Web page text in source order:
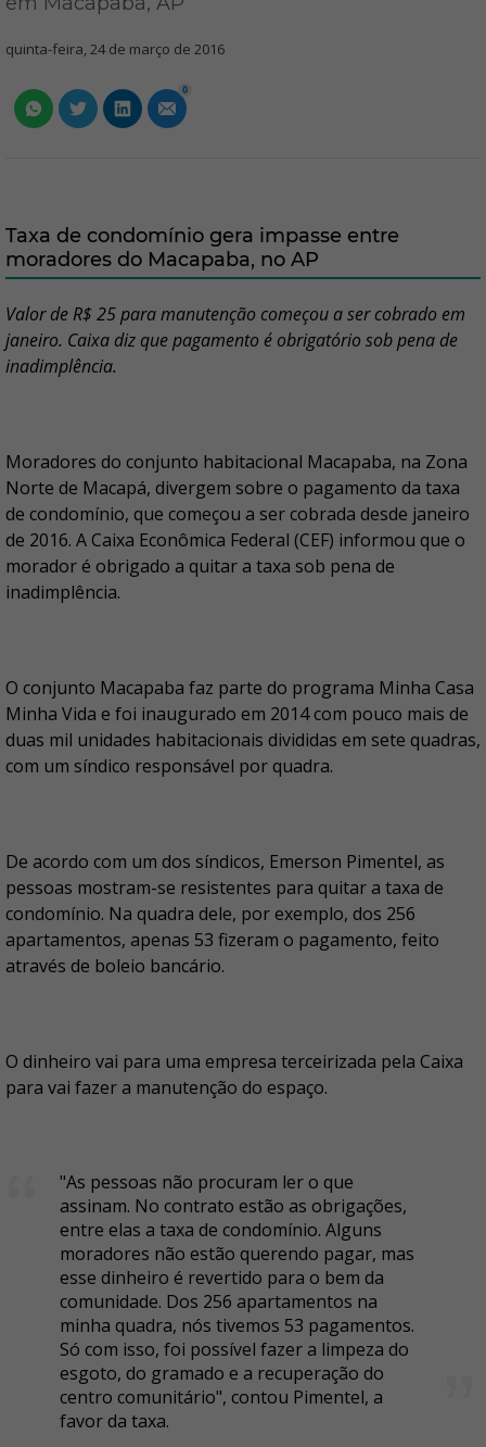
quinta-feira, 24 de março de 2016
0
Taxa de condomínio gera impasse entre
moradores do Macapaba, no AP
Valor de R$ 25 para manutenção começou a ser cobrado em
janeiro. Caixa diz que pagamento é obrigatório sob pena de
inadimplência.
Moradores do conjunto habitacional Macapaba, na Zona
Norte de Macapá, divergem sobre o pagamento da taxa
de condomínio, que começou a ser cobrada desde janeiro
de 2016. A Caixa Econômica Federal (CEF) informou que o
morador é obrigado a quitar a taxa sob pena de
inadimplência.
O conjunto Macapaba faz parte do programa Minha Casa
Minha Vida e foi inaugurado em 2014 com pouco mais de
duas mil unidades habitacionais divididas em sete quadras,
com um síndico responsável por quadra.
De acordo com um dos síndicos, Emerson Pimentel, as
pessoas mostram-se resistentes para quitar a taxa de
condomínio. Na quadra dele, por exemplo, dos 256
apartamentos, apenas 53 fizeram o pagamento, feito
através de boleio bancário.
O dinheiro vai para uma empresa terceirizada pela Caixa
para vai fazer a manutenção do espaço.
"As pessoas não procuram ler o que
assinam. No contrato estão as obrigações,
entre elas a taxa de condomínio. Alguns
moradores não estão querendo pagar, mas
esse dinheiro é revertido para o bem da
comunidade. Dos 256 apartamentos na
minha quadra, nós tivemos 53 pagamentos.
Só com isso, foi possível fazer a limpeza do
esgoto, do gramado e a recuperação do
centro comunitário", contou Pimentel, a
favor da taxa.